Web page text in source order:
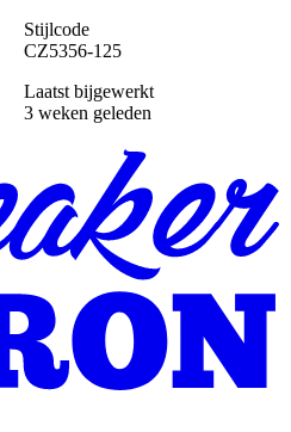
Stijlcode
CZ5356-125
Laatst bijgewerkt
3 weken geleden